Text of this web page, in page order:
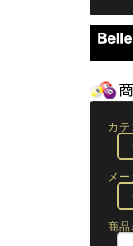
カ
メ
商